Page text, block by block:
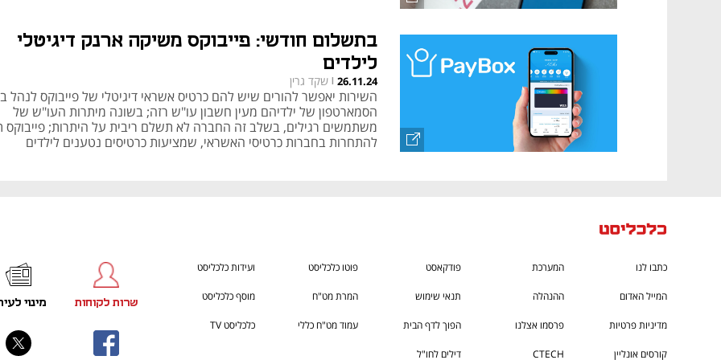
בתשלום חודשי: פייבוקס משיקה ארנק דיגיטלי
לילדים
26.11.24
| שקד גרין
השירות יאפשר להורים שיש להם כרטיס אשראי דיגיטלי של פייבוקס לנהל
הסמארטפון של ילדיהם מעין חשבון עו"ש רזה; בשונה מיתרות העו"ש של
משתמשים רגילים, בשלב זה החברה לא תשלם ריבית על היתרות; פייבוקס
להתחרות בחברות כרטיסי האשראי, שמציעות כרטיסים נטענים לילדים
כתבו לנו המערכת פודקאסט פוטו כלכליסט ועידות כלכליסט
המייל האדום ההנהלה תנאי שימוש המרת מט"ח מוסף כלכליסט
מדיניות פרטיות פרסמו אצלנו הפוך לדף הבית עמוד מט"ח כללי כלכליסט TV
קורסים אונליין CTECH דילים לחו"ל
שרות לקוחות מינוי